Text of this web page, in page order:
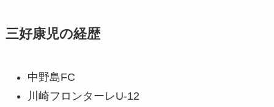
三好康児の経歴
中野島FC
川崎フロンターレU-12